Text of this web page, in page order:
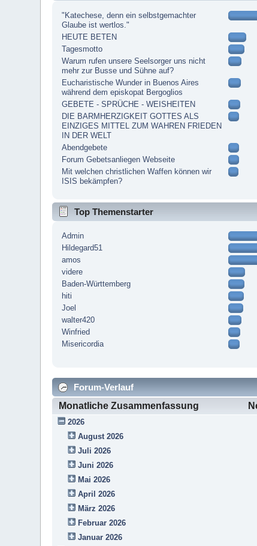
"Katechese, denn ein selbstgemachter
Glaube ist wertlos."
HEUTE BETEN
Tagesmotto
Warum rufen unsere Seelsorger uns nicht
mehr zur Busse und Sühne auf?
Eucharistische Wunder in Buenos Aires
während dem episkopat Bergoglios
GEBETE - SPRÜCHE - WEISHEITEN
DIE BARMHERZIGKEIT GOTTES ALS
EINZIGES MITTEL ZUM WAHREN FRIEDEN
IN DER WELT
Abendgebete
Forum Gebetsanliegen Webseite
Mit welchen christlichen Waffen können wir
ISIS bekämpfen?
Top Themenstarter
Admin
Hildegard51
amos
videre
Baden-Württemberg
hiti
Joel
walter420
Winfried
Misericordia
Forum-Verlauf
Monatliche Zusammenfassung
2026
August 2026
Juli 2026
Juni 2026
Mai 2026
April 2026
März 2026
Februar 2026
Januar 2026